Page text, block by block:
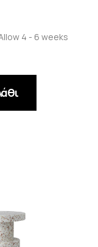
4 - 6 weeks